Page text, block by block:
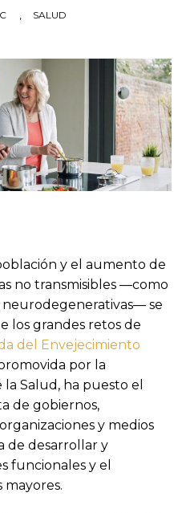
, SALUD
y el aumento de
no transmisibles —como
neurodegenerativas— se
los grandes retos de
del Envejecimiento
por la
Salud, ha puesto el
de gobiernos,
y medios
de desarrollar y
funcionales y el
mayores.